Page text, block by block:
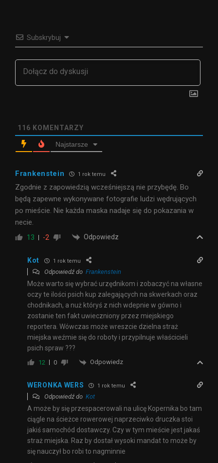
Subskrybuj
116 KOMENTARZY
Najstarsze
Frankenstein 1 rok temu
Zgodnie z zapowiedzią wcześniejszą nie przybędę. Bo
będą zapewne wykonywane fotografie ludzi wędrujących
po mieście. Nie każda maska nadaje się do pokazania w
necie.
13 -2 Odpowiedz
Kot 1 rok temu
Odpowiedź do Frankenstein
Może warto się wybrać urzędnikom i zobaczyć na własne
oczy te ilości psich kup zalegających na skwerkach oraz
chodnikach, a nuż któryś z nich wdepnie w gówno i
zostanie ten fakt uwieczniony przez miejskiego
reportera. Wówczas może wreszcie dzielna straż
miejska weźmie się do roboty i przypilnuje właścicieli
psich spraw ???
12 0 Odpowiedz
WERONKA WERS 1 rok temu
Odpowiedź do Kot
A może by się przespacerowali na ulicę Kopernika bo tam
ciągle na ścieżce rowerowej naprzeciwko druczka stoi
jakiś samochód dostawczy. Czy w tym mieście jest jakaś
straż miejska. Raz by dostał wysoki mandat to może by
się nauczył bo robi to nagminnie